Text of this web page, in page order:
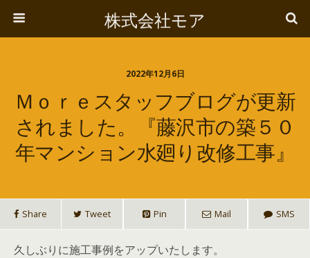
株式会社モア
2022年12月6日
Ｍｏｒｅスタッフブログが更新
されました。『藤沢市の築５０
年マンション水廻り改修工事』
Share Tweet Pin Mail SMS
久しぶりに施工事例をアップいたします。